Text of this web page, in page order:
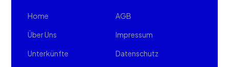
Home
Über Uns
Unterkünfte
AGB
Impressum
Datenschutz